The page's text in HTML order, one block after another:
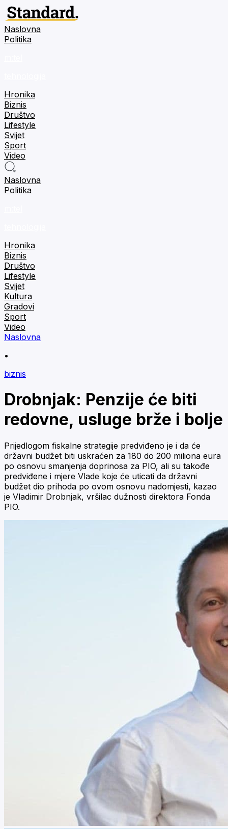
Naslovna
Politika
Hronika
Biznis
Društvo
Lifestyle
Svijet
Sport
Video
Naslovna
Politika
Hronika
Biznis
Društvo
Lifestyle
Svijet
Kultura
Gradovi
Sport
Video
Naslovna
•
biznis
Drobnjak: Penzije će biti
redovne, usluge brže i bolje
Prijedlogom fiskalne strategije predviđeno je i da će
državni budžet biti uskraćen za 180 do 200 miliona eura
po osnovu smanjenja doprinosa za PIO, ali su takođe
predviđene i mjere Vlade koje će uticati da državni
budžet dio prihoda po ovom osnovu nadomjesti, kazao
je Vladimir Drobnjak, vršilac dužnosti direktora Fonda
PIO.